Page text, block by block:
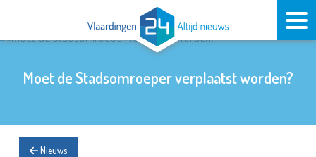
Moet de Stadsomroeper verplaatst worden?
Nieuws